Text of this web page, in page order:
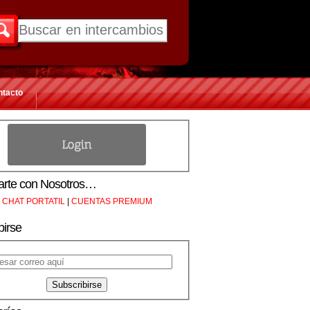
con Nosotros…
CHAT PORTATIL | CUENTAS PREMIUM